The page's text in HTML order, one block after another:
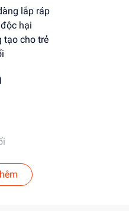
lắp ráp
hại
tạo cho trẻ
sử dụng